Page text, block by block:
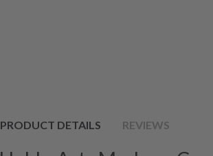
PRODUCT DETAILS REVIEWS